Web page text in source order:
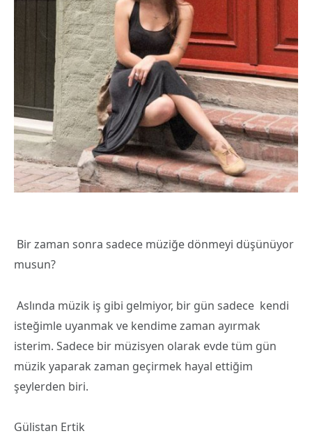
Bir zaman sonra sadece müziğe dönmeyi düşünüyor
musun?
Aslında müzik iş gibi gelmiyor, bir gün sadece kendi
isteğimle uyanmak ve kendime zaman ayırmak
isterim. Sadece bir müzisyen olarak evde tüm gün
müzik yaparak zaman geçirmek hayal ettiğim
şeylerden biri.
Gülistan Ertik